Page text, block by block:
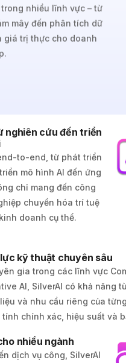
nhiều lĩnh vực – từ
mây đến phân tích dữ
giá trị thực cho doanh
nghiên cứu đến triển
to-end, từ phát triển
mô hình AI đến ứng
chỉ mang đến công
chuyển hóa trí tuệ
doanh cụ thể.
kỹ thuật chuyên sâu
gia trong các lĩnh vực
AI, SilverAI có khả năng
và nhu cầu riêng của
tính chính xác, hiệu suất và
nhiều ngành
dịch vụ công, SilverAI